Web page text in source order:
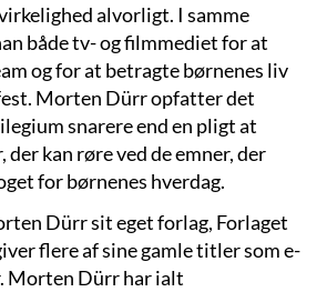
alvorligt. I samme
både tv- og filmmediet for at
og for at betragte børnenes liv
Morten Dürr opfatter det
snarere end en pligt at
kan røre ved de emner, der
for børnenes hverdag.
Dürr sit eget forlag, Forlaget
flere af sine gamle titler som e-
Morten Dürr har ialt